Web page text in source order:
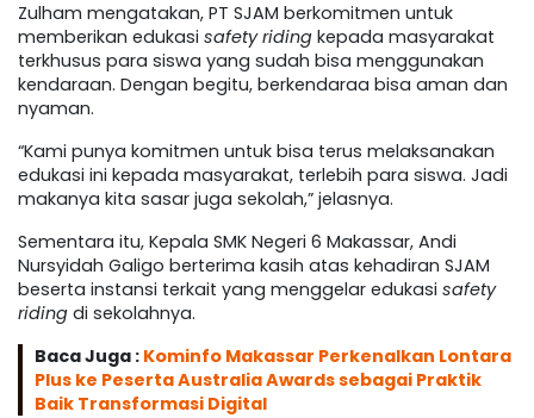
Zulham mengatakan, PT SJAM berkomitmen untuk
memberikan edukasi safety riding kepada masyarakat
terkhusus para siswa yang sudah bisa menggunakan
kendaraan. Dengan begitu, berkendaraa bisa aman dan
nyaman.
“Kami punya komitmen untuk bisa terus melaksanakan
edukasi ini kepada masyarakat, terlebih para siswa. Jadi
makanya kita sasar juga sekolah,” jelasnya.
Sementara itu, Kepala SMK Negeri 6 Makassar, Andi
Nursyidah Galigo berterima kasih atas kehadiran SJAM
beserta instansi terkait yang menggelar edukasi safety
riding di sekolahnya.
Baca Juga : Kominfo Makassar Perkenalkan Lontara
Plus ke Peserta Australia Awards sebagai Praktik
Baik Transformasi Digital